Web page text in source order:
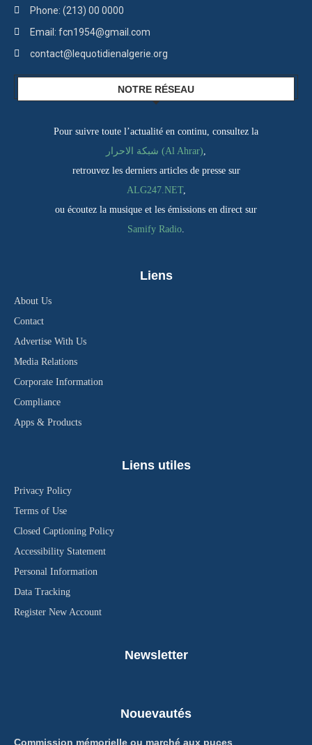
Phone: (213) 00 0000
Email: fcn1954@gmail.com
contact@lequotidienalgerie.org
NOTRE RÉSEAU
Pour suivre toute l’actualité en continu, consultez la
شبكة الاحرار (Al Ahrar),
retrouvez les derniers articles de presse sur
ALG247.NET,
ou écoutez la musique et les émissions en direct sur
Samify Radio.
Liens
About Us
Contact
Advertise With Us
Media Relations
Corporate Information
Compliance
Apps & Products
Liens utiles
Privacy Policy
Terms of Use
Closed Captioning Policy
Accessibility Statement
Personal Information
Data Tracking
Register New Account
Newsletter
Nouevautés
Commission mémorielle ou marché aux puces